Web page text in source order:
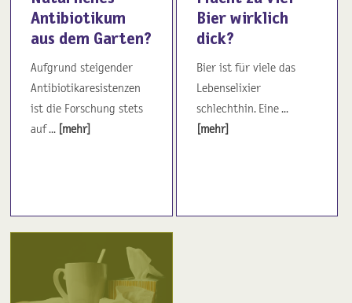
Antibiotikum
aus dem Garten?
Aufgrund steigender
Antibiotikaresistenzen
ist die Forschung stets
auf ... [mehr]
Bier wirklich
dick?
Bier ist für viele das
Lebenselixier
schlechthin. Eine ...
[mehr]